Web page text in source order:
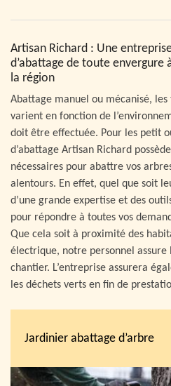
Artisan Richard : Une
d’abattage de toute
la région
Abattage manuel ou mécanisé,
varient en fonction de
doit être effectuée. Pour les petit
d’abattage Artisan Richard
nécessaires pour abattre vos
alentours. En effet, quel que soit
d’une grande expertise et des
pour répondre à toutes vos
Que cela soit à proximité des
électrique, notre personnel assure
chantier. L’entreprise assurera
les déchets verts en fin de
Jardinier abattage d’arbre